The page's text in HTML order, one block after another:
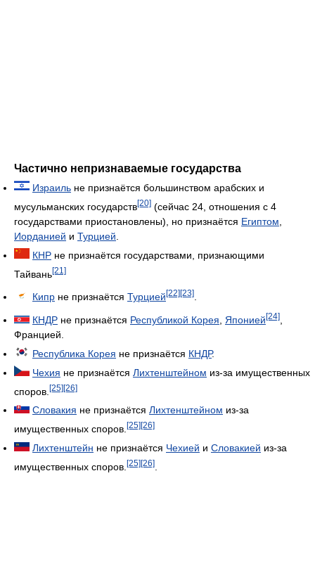
Частично непризнаваемые государства
Израиль не признаётся большинством арабских и
мусульманских государств[20] (сейчас 24, отношения с 4
государствами приостановлены), но признаётся Египтом
Иорданией и Турцией
КНР не признаётся государствами, признающими
Тайвань[21]
Кипр не признаётся Турцией [22] [23]
КНДР не признаётся Республикой Корея Японией[24]
Францией.
Республика Корея не признаётся КНДР.
Чехия не признаётся Лихтенштейном из-за имущественных
споров. [25][26]
Словакия не признаётся Лихтенштейном из-за
имущественных споров. [25] [26]
Лихтенштейн не признаётся Чехией и Словакией из-за
имущественных споров. [25][26]